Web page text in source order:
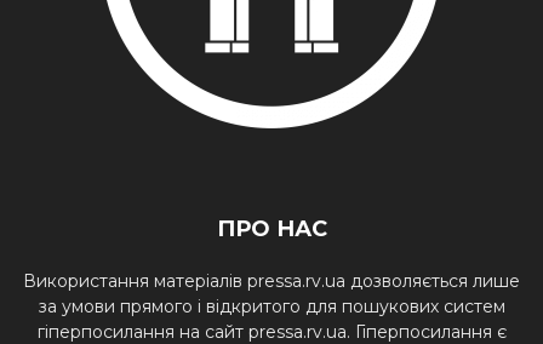
ПРО НАС
Використання матеріалів pressa.rv.ua дозволяється лише
за умови прямого і відкритого для пошукових систем
гіперпосилання на сайт pressa.rv.ua. Гіперпосилання є